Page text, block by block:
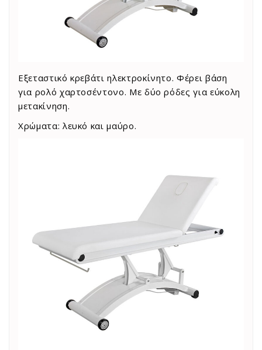
Εξεταστικό κρεβάτι ηλεκτροκίνητο. Φέρει βάση
για ρολό χαρτοσέντονο. Με δύο ρόδες για εύκολη
μετακίνηση.
Χρώματα: λευκό και μαύρο.